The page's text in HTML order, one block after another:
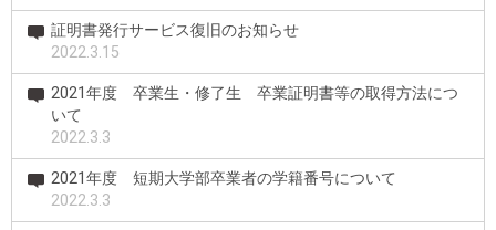
証明書発行サービス復旧のお知らせ
2022.3.15
2021年度 卒業生・修了生 卒業証明書等の取得方法につ
いて
2022.3.3
2021年度 短期大学部卒業者の学籍番号について
2022.3.3